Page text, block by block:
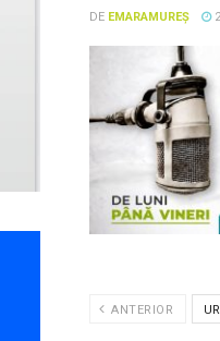
DE EMARAMUREȘ
ANTERIOR